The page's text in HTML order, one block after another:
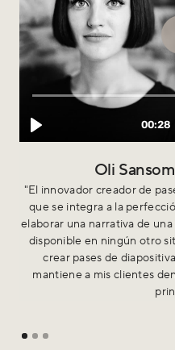
Oli
"El innovador creador de
que se integra a la
elaborar una narrativa de
disponible en ningún otro
crear pases de
mantiene a mis clientes